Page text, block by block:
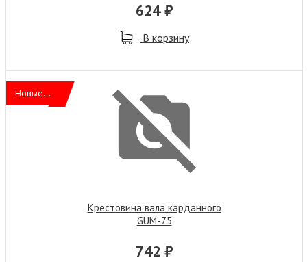
624 ₽
В корзину
Новые...
Крестовина вала карданного
GUM-75
742 ₽